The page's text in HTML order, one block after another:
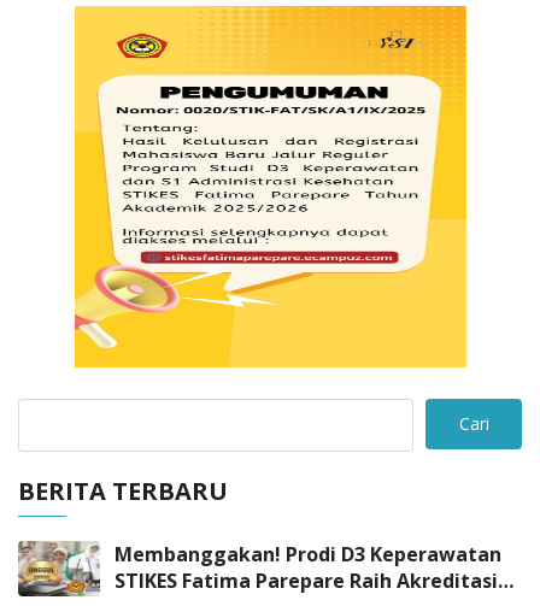
Cari
BERITA TERBARU
Membanggakan! Prodi D3 Keperawatan
STIKES Fatima Parepare Raih Akreditasi